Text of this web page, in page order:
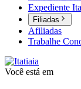
Expediente
Filiadas
Afiliadas
Trabalhe
Você está em